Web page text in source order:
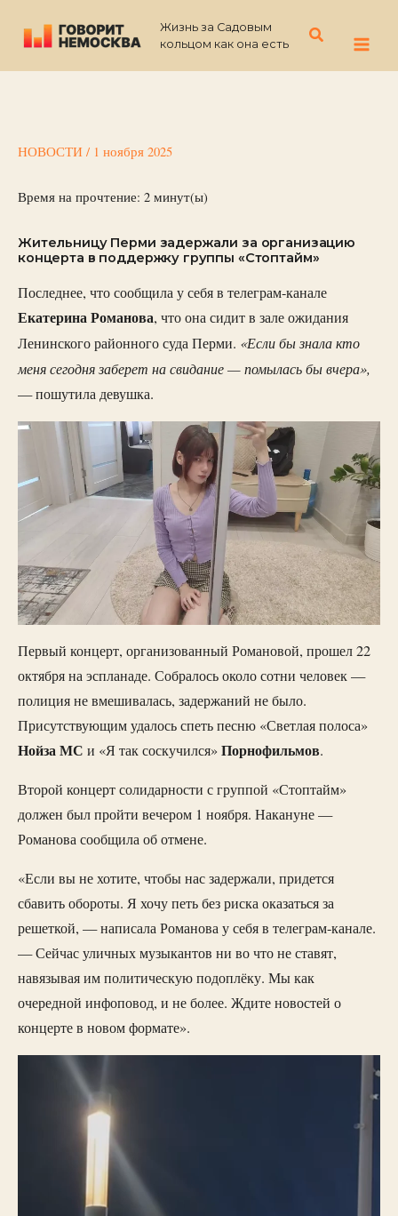
содержимому
Жизнь за Садовым
кольцом как она есть
Поиск
НОВОСТИ / 1 ноября 2025
Время на прочтение: 2 минут(ы)
Жительницу Перми задержали за организацию
концерта в поддержку группы «Стоптайм»
Последнее, что сообщила у себя в телеграм-канале
ЕкатеринаРоманова, что она сидит в зале ожидания
Ленинского районного суда Перми. «Если бы знала кто
меня сегодня заберет на свидание — помылась бы вчера»,
— пошутила девушка.
Первый концерт, организованный Романовой, прошел 22
октября на эспланаде. Собралось около сотни человек —
полиция не вмешивалась, задержаний не было.
Присутствующим удалось спеть песню «Светлая полоса»
Нойза МС и «Я так соскучился» Порнофильмов.
Второй концерт солидарности с группой «Стоптайм»
должен был пройти вечером 1 ноября. Накануне —
Романова сообщила об отмене.
«Если вы не хотите, чтобы нас задержали, придется
сбавить обороты. Я хочу петь без риска оказаться за
решеткой, — написала Романова у себя в телеграм-канале.
— Сейчас уличных музыкантов ни во что не ставят,
навязывая им политическую подоплёку. Мы как
очередной инфоповод, и не более. Ждите новостей о
концерте в новом формате».